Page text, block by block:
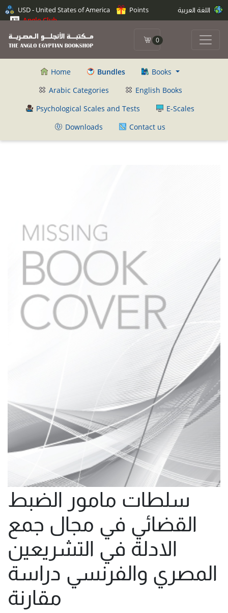
USD - United States of America
Points
Anglo Club
0
Home Bundles
Books
Arabic Categories
English Books
Psychological Scales and Tests
E-Scales
Downloads
Contact us
سلطات مامور الضبط
القضائي في مجال جمع
الادلة في التشريعين
المصري والفرنسي دراسة
مقارنة